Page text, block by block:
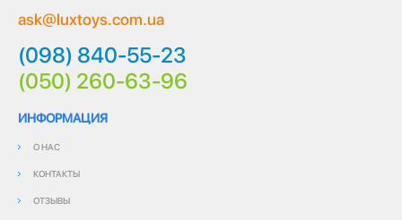
ask@luxtoys.com.ua
(098) 840-55-23
(050) 260-63-96
ИНФОРМАЦИЯ
О НАС
КОНТАКТЫ
ОТЗЫВЫ